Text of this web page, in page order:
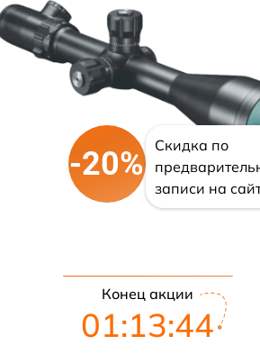
-20%
Скидка по
записи на
Конец акции
01:13:43